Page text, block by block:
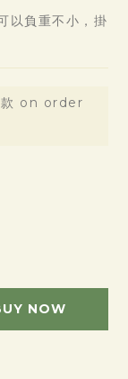
以負重不小，掛
款 on order
NOW